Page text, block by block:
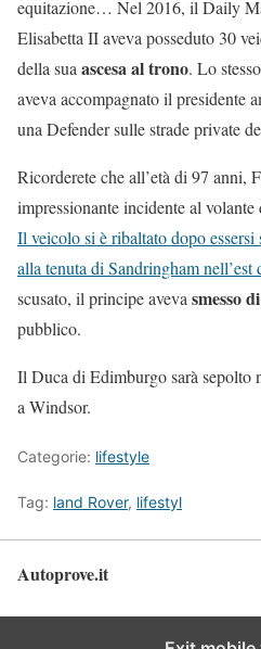
equitazione… Nel 2016, il Daily
Elisabetta II aveva posseduto 30
della suaascesa al trono. Lo
aveva accompagnato il presidente
una Defender sulle strade private
Ricorderete che all’età di 97
impressionante incidente al
Il veicolo si è ribaltato dopo
alla tenuta di Sandringham nell’est
scusato, il principe avevasmesso
pubblico.
Il Duca di Edimburgo sarà sepolto
a Windsor.
Categorie: lifestyle
Tag: land Rover, lifestyl
Autoprove.it